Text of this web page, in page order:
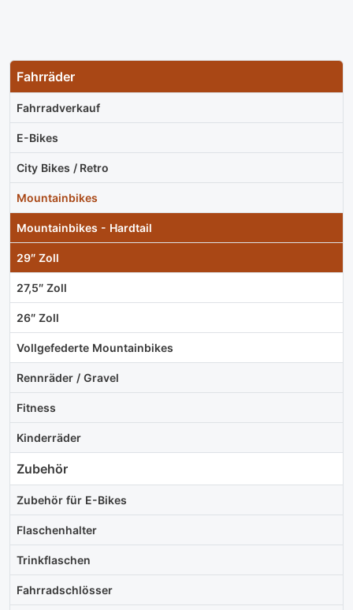
Fahrräder
Fahrradverkauf
E-Bikes
City Bikes / Retro
Mountainbikes
Mountainbikes - Hardtail
29″ Zoll
27,5″ Zoll
26″ Zoll
Vollgefederte Mountainbikes
Rennräder / Gravel
Fitness
Kinderräder
Zubehör
Zubehör für E-Bikes
Flaschenhalter
Trinkflaschen
Fahrradschlösser